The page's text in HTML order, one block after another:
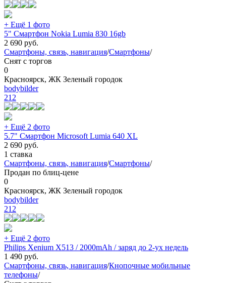
+ Ещё 1 фото
5" Смартфон Nokia Lumia 830 16gb
2 690 руб.
Смартфоны, связь, навигация/Смартфоны/
Снят с торгов
0
Красноярск, ЖК Зеленый городок
bodybilder
212
+ Ещё 2 фото
5.7" Смартфон Microsoft Lumia 640 XL
2 690 руб.
1 ставка
Смартфоны, связь, навигация/Смартфоны/
Продан по блиц-цене
0
Красноярск, ЖК Зеленый городок
bodybilder
212
+ Ещё 2 фото
Philips Xenium X513 / 2000mAh / заряд до 2-ух недель
1 490 руб.
Смартфоны, связь, навигация/Кнопочные мобильные
телефоны/